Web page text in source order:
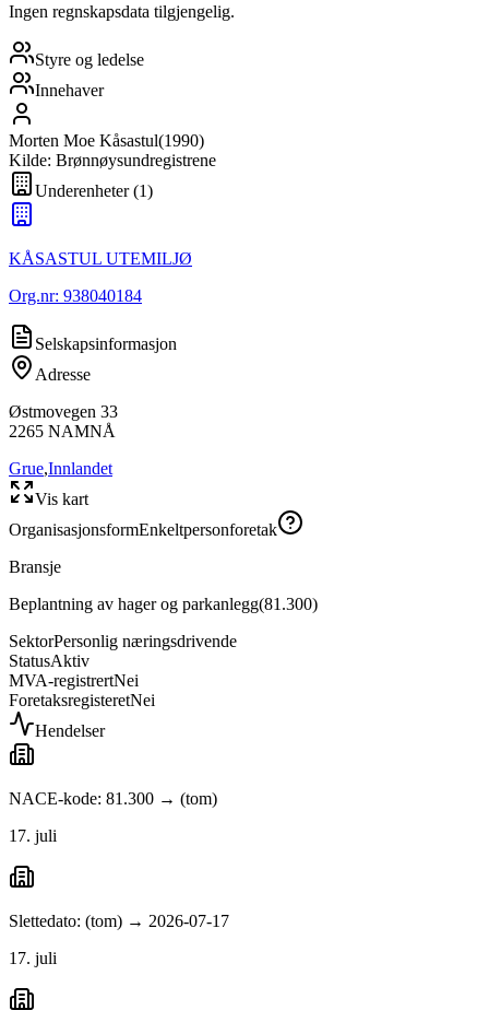
Ingen regnskapsdata tilgjengelig.
Styre og ledelse
Innehaver
Morten Moe Kåsastul(1990)
Kilde: Brønnøysundregistrene
Underenheter(1)
KÅSASTUL UTEMILJØ
Org.nr: 938040184
Selskapsinformasjon
Adresse
Østmovegen 33
2265 NAMNÅ
Grue,Innlandet
Vis kart
OrganisasjonsformEnkeltpersonforetak
Bransje
Beplantning av hager og parkanlegg(81.300)
SektorPersonlig næringsdrivende
StatusAktiv
MVA-registrertNei
ForetaksregisteretNei
Hendelser
NACE-kode: 81.300 → (tom)
17. juli
Slettedato: (tom) → 2026-07-17
17. juli